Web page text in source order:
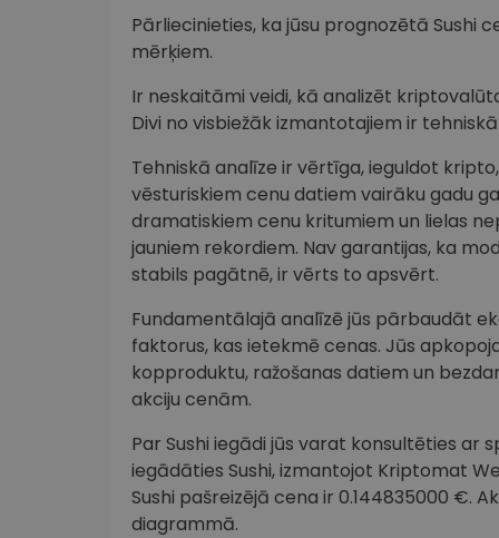
Pārliecinieties, ka jūsu prognozētā Sushi
mērķiem.
Ir neskaitāmi veidi, kā analizēt
Divi no visbiežāk izmantotajiem ir
Tehniskā analīze ir vērtīga, ieguldot
vēsturiskiem cenu datiem vairāku gadu
dramatiskiem cenu kritumiem un lielas
jauniem rekordiem. Nav garantijas, ka
stabils pagātnē, ir vērts to apsvērt.
Fundamentālajā analīzē jūs pārbaudāt
faktorus, kas ietekmē cenas. Jūs
kopproduktu, ražošanas datiem un
akciju cenām.
Par Sushi iegādi jūs varat konsultēties ar
iegādāties Sushi, izmantojot Kriptomat
Sushi pašreizējā cena ir 0.144835000 €.
diagrammā.